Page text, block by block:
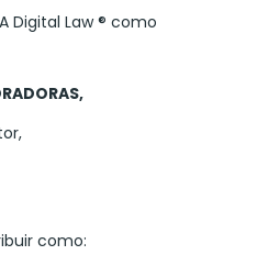
Digital Law ® como
como: